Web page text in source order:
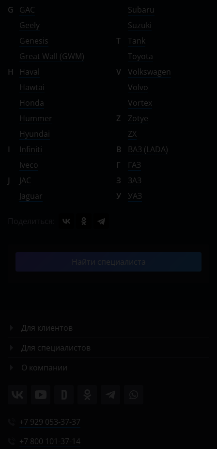
G
GAC
Geely
Genesis
Great Wall (GWM)
H
Haval
Hawtai
Honda
Hummer
Hyundai
I
Infiniti
Iveco
J
JAC
Jaguar
Subaru
Suzuki
T
Tank
Toyota
V
Volkswagen
Volvo
Vortex
Z
Zotye
ZX
В
ВАЗ (LADA)
Г
ГАЗ
З
ЗАЗ
У
УАЗ
Найти специалиста
Для клиентов
Для специалистов
О компании
+7 929 053-37-37
+7 800 101-37-14